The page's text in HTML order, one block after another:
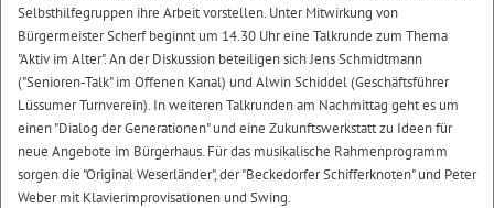
Selbsthilfegruppen ihre Arbeit vorstellen. Unter Mitwirkung von
Bürgermeister Scherf beginnt um 14.30 Uhr eine Talkrunde zum Thema
"Aktiv im Alter". An der Diskussion beteiligen sich Jens Schmidtmann
("Senioren-Talk" im Offenen Kanal) und Alwin Schiddel (Geschäftsführer
Lüssumer Turnverein). In weiteren Talkrunden am Nachmittag geht es um
einen "Dialog der Generationen" und eine Zukunftswerkstatt zu Ideen für
neue Angebote im Bürgerhaus. Für das musikalische Rahmenprogramm
sorgen die "Original Weserländer", der "Beckedorfer Schifferknoten" und Peter
Weber mit Klavierimprovisationen und Swing.